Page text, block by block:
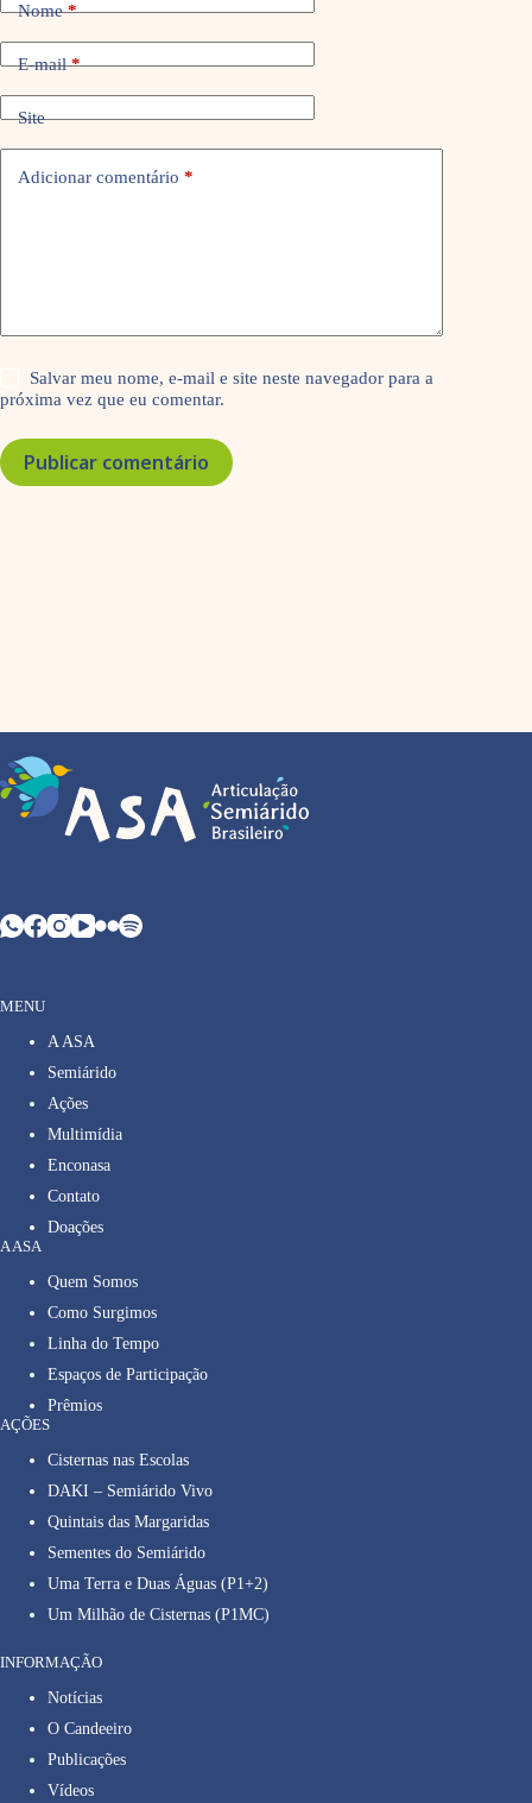
Nome*
E-mail*
Site
Adicionar comentário *
Salvar meu nome, e-mail e site neste navegador para a
próxima vez que eu comentar.
Publicar comentário
MENU
A ASA
Semiárido
Ações
Multimídia
Enconasa
Contato
Doações
A ASA
Quem Somos
Como Surgimos
Linha do Tempo
Espaços de Participação
Prêmios
AÇÕES
Cisternas nas Escolas
DAKI – Semiárido Vivo
Quintais das Margaridas
Sementes do Semiárido
Uma Terra e Duas Águas (P1+2)
Um Milhão de Cisternas (P1MC)
INFORMAÇÃO
Notícias
O Candeeiro
Publicações
Vídeos